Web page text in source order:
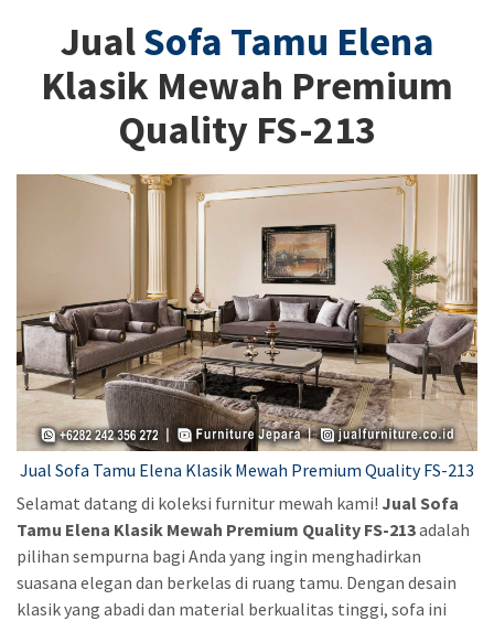
JualSofa Tamu Elena
Klasik Mewah Premium
Quality FS-213
Jual Sofa Tamu Elena Klasik Mewah Premium Quality FS-213
Selamat datang di koleksi furnitur mewah kami! Jual Sofa
Tamu Elena Klasik Mewah Premium Quality FS-213adalah
pilihan sempurna bagi Anda yang ingin menghadirkan
suasana elegan dan berkelas di ruang tamu. Dengan desain
klasik yang abadi dan material berkualitas tinggi, sofa ini